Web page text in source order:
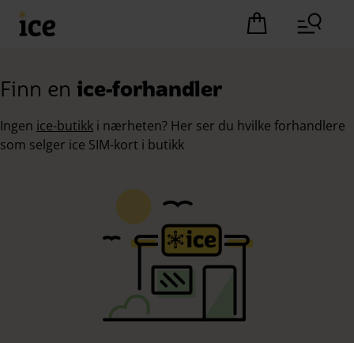
Hopp til hovedinnhold (Trykk Enter)
Det er ingen
Finn en ice-forhandler
Ingen ice-butikk i nærheten? Her ser du hvilke forhandlere
som selger ice SIM-kort i butikk